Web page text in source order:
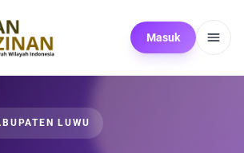
Masuk
LUWU